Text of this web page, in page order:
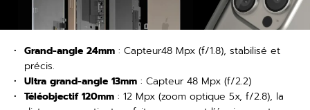
Grand-angle 24mm : Capteur48 Mpx (f/1.8), stabilisé et
précis.
Ultra grand-angle 13mm : Capteur 48 Mpx (f/2.2)
Téléobjectif 120mm : 12 Mpx (zoom optique 5x, f/2.8), la